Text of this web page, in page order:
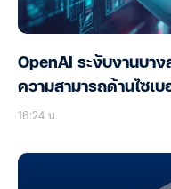
OpenAI ระงับงานบา
ความสามารถด้านไซเ
16:24 น.